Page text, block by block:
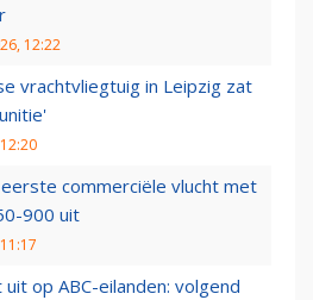
12:22
vrachtvliegtuig in Leipzig zat
commerciële vlucht met
900 uit
op ABC-eilanden: volgend